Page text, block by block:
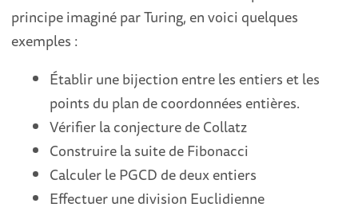
principe imaginé par Turing, en voici quelques
exemples :
Établir une bijection entre les entiers et les
points du plan de coordonnées entières.
Vérifier la conjecture de Collatz
Construire la suite de Fibonacci
Calculer le PGCD de deux entiers
Effectuer une division Euclidienne